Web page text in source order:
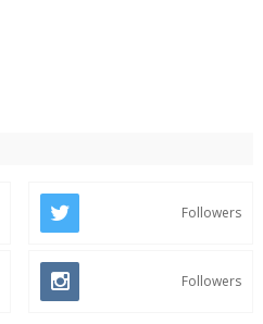
Followers
Followers